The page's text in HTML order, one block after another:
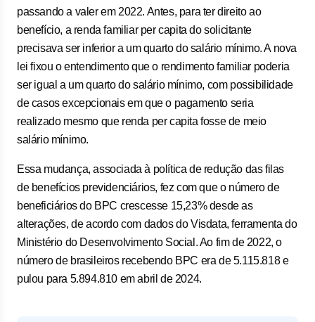
passando a valer em 2022. Antes, para ter direito ao
benefício, a renda familiar per capita do solicitante
precisava ser inferior a um quarto do salário mínimo. A nova
lei fixou o entendimento que o rendimento familiar poderia
ser igual a um quarto do salário mínimo, com possibilidade
de casos excepcionais em que o pagamento seria
realizado mesmo que renda per capita fosse de meio
salário mínimo.
Essa mudança, associada à política de redução das filas
de benefícios previdenciários, fez com que o número de
beneficiários do BPC crescesse 15,23% desde as
alterações, de acordo com dados do Visdata, ferramenta do
Ministério do Desenvolvimento Social. Ao fim de 2022, o
número de brasileiros recebendo BPC era de 5.115.818 e
pulou para 5.894.810 em abril de 2024.